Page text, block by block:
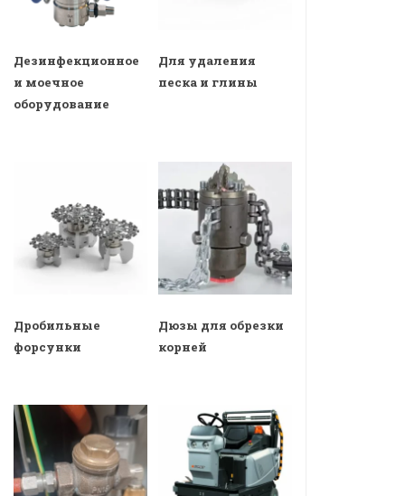
Дезинфекционное
и моечное
оборудование
Для удаления
песка и глины
Дробильные
форсунки
Дюзы для обрезки
корней